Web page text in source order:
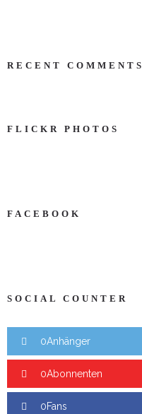
RECENT COMMENTS
FLICKR PHOTOS
FACEBOOK
SOCIAL COUNTER
0Anhänger
0Abonnenten
0Fans